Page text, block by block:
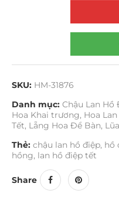
SKU: HM-31876
Danh mục: Chậu Lan Hồ
Hoa Khai trương, Hoa
Tết, Lẵng Hoa Để Bàn,
Thẻ: chậu lan hồ điệp, hồ
hồng, lan hồ điệp tết
Share